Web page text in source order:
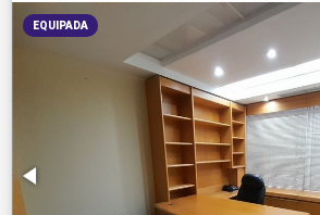
EQUIPADA